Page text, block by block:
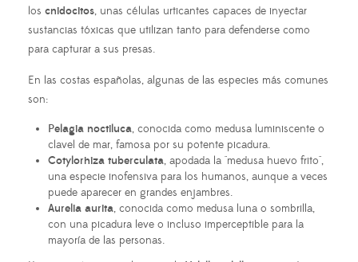
los cnidocitos, unas células urticantes capaces de inyectar
sustancias tóxicas que utilizan tanto para defenderse como
para capturar a sus presas.
En las costas españolas, algunas de las especies más comunes
son:
Pelagia noctiluca, conocida como medusa luminiscente o
clavel de mar, famosa por su potente picadura.
Cotylorhiza tuberculata, apodada la "medusa huevo frito",
una especie inofensiva para los humanos, aunque a veces
puede aparecer en grandes enjambres.
Aurelia aurita, conocida como medusa luna o sombrilla,
con una picadura leve o incluso imperceptible para la
mayoría de las personas.